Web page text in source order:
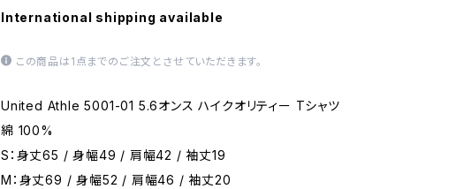
International shipping available
この商品は1点までのご注文とさせていただきます。
United Athle 5001-01 5.6オンス ハイクオリティー Tシャツ
綿 100%
S：身丈65 / 身幅49 / 肩幅42 / 袖丈19
M：身丈69 / 身幅52 / 肩幅46 / 袖丈20